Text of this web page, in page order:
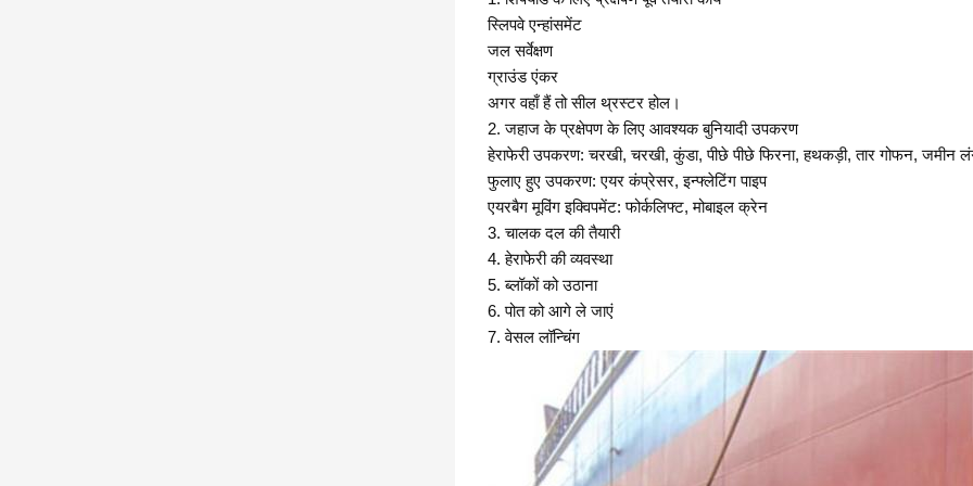
स्लिपवे एन्हांसमेंट
जल सर्वेक्षण
ग्राउंड एंकर
अगर वहाँ हैं तो सील थ्रस्टर होल।
2. जहाज के प्रक्षेपण के लिए आवश्यक बुनियादी उपकरण
हेराफेरी उपकरण: चरखी, चरखी, कुंडा, पीछे पीछे फिरना, हथकड़ी, तार गोफन, जमीन
फुलाए हुए उपकरण: एयर कंप्रेसर, इन्फ्लेटिंग पाइप
एयरबैग मूविंग इक्विपमेंट: फोर्कलिफ्ट, मोबाइल क्रेन
3. चालक दल की तैयारी
4. हेराफेरी की व्यवस्था
5. ब्लॉकों को उठाना
6. पोत को आगे ले जाएं
7. वेसल लॉन्चिंग